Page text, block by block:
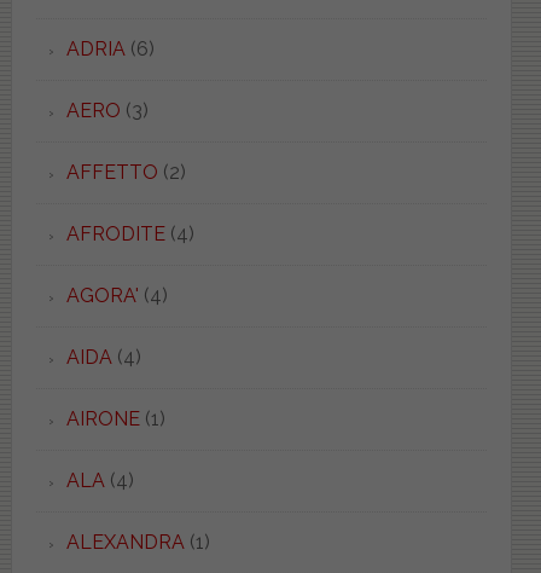
ADRIA (6)
AERO (3)
AFFETTO (2)
AFRODITE(4)
AGORA' (4)
AIDA (4)
AIRONE(1)
ALA (4)
ALEXANDRA (1)